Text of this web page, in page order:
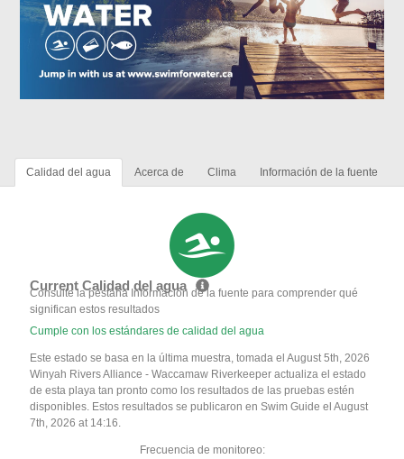
Calidad del agua Acerca de Clima Información de la fuente
Current Calidad del agua
Consulte la pestaña Información de la fuente para comprender qué
significan estos resultados
Cumple con los estándares de calidad del agua
Este estado se basa en la última muestra, tomada el August 5th, 2026
Winyah Rivers Alliance - Waccamaw Riverkeeper actualiza el estado
de esta playa tan pronto como los resultados de las pruebas estén
disponibles. Estos resultados se publicaron en Swim Guide el August
7th, 2026 at 14:16.
Frecuencia de monitoreo: